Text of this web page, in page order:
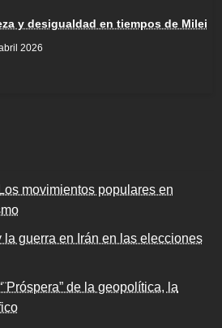
y desigualdad en tiempos de Milei
2026
movimientos populares en
la guerra en Irán en las elecciones
de la geopolítica, la